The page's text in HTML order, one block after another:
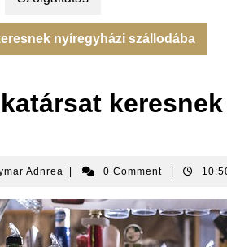
nyíregyházi szállodába
Adnrea Solymar0 Comment